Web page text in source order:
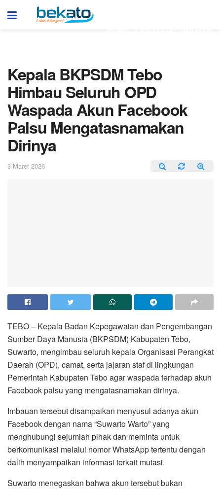
Kepala BKPSDM Tebo
Himbau Seluruh OPD
Waspada Akun Facebook
Palsu Mengatasnamakan
Dirinya
3 Maret 2026
TEBO – Kepala Badan Kepegawaian dan Pengembangan
Sumber Daya Manusia (BKPSDM) Kabupaten Tebo,
Suwarto, mengimbau seluruh kepala Organisasi Perangkat
Daerah (OPD), camat, serta jajaran staf di lingkungan
Pemerintah Kabupaten Tebo agar waspada terhadap akun
Facebook palsu yang mengatasnamakan dirinya.
‎Imbauan tersebut disampaikan menyusul adanya akun
Facebook dengan nama “Suwarto Warto” yang
menghubungi sejumlah pihak dan meminta untuk
berkomunikasi melalui nomor WhatsApp tertentu dengan
dalih menyampaikan informasi terkait mutasi.
‎Suwarto menegaskan bahwa akun tersebut bukan